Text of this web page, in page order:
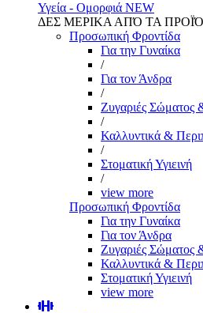
Υγεία - Ομορφιά NEW
ΔΕΣ ΜΕΡΙΚΑ ΑΠΌ ΤΑ
Προσωπική Φροντίδα
Για την Γυναίκα
/
Για τον Άνδρα
/
Ζυγαριές Σώματος
/
Καλλυντικά &
/
Στοματική Υγιεινή
/
view more
Προσωπική Φροντίδα
Για την Γυναίκα
Για τον Άνδρα
Ζυγαριές Σώματος
Καλλυντικά &
Στοματική Υγιεινή
view more